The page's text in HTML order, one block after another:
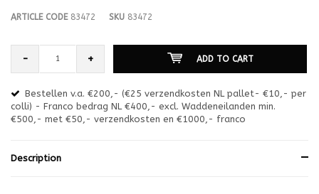
ARTICLE CODE83472 SKU 83472
- + ADD TO CART
Bestellen v.a. €200,- (€25 verzendkosten NL pallet- €10,- per
colli) - Franco bedrag NL €400,- excl. Waddeneilanden min.
€500,- met €50,- verzendkosten en €1000,- franco
Description